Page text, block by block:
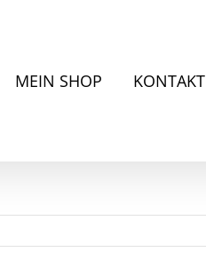
MEIN SHOP KONTAKT